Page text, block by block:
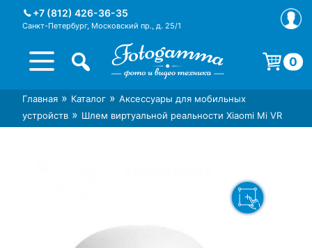
+7 (812) 426-36-35
Санкт-Петербург, Московский пр., д. 25/1
Интернет-магазин фототехники
Foto-Gamma в СПб
Магазин фотоаксессуаров foto-
gamma.ru
0
Корзина пуста.
Главная » Каталог » Аксессуары для мобильных
устройств » Шлем виртуальной реальности Xiaomi Mi VR